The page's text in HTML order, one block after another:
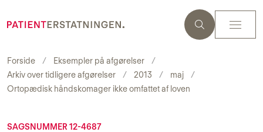
Forside
Eksempler på afgørelser
Arkiv over tidligere afgørelser
2013
maj
Ortopædisk håndskomager ikke omfattet af loven
SAGSNUMMER 12-4687